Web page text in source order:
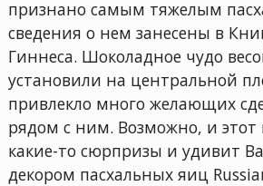
признано самым тяжелым
сведения о нем занесены в
Гиннеса. Шоколадное чудо
установили на центральной
привлекло много желающих
рядом с ним. Возможно, и этот
какие-то сюрпризы и удивит
декором пасхальных яиц